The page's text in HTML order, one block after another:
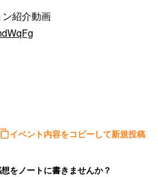
イベント内容をコピーして新規投稿
をノートに書きませんか？